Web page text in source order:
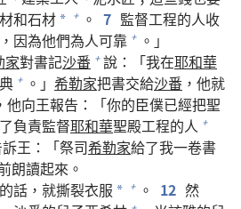
和石材 * + 。 7 監督工程的人收
因為他們為人可靠 + 。」
家對書記沙番 + 說：「我在耶和華
+ 。」 希勒家把書交給沙番 ，他就
他向王報告：「你的臣僕已經把聖
負責監督耶和華聖殿工程的人 +
王：「祭司希勒家給了我一卷書
朗讀起來。
話，就撕裂衣服 * + 。 12 然